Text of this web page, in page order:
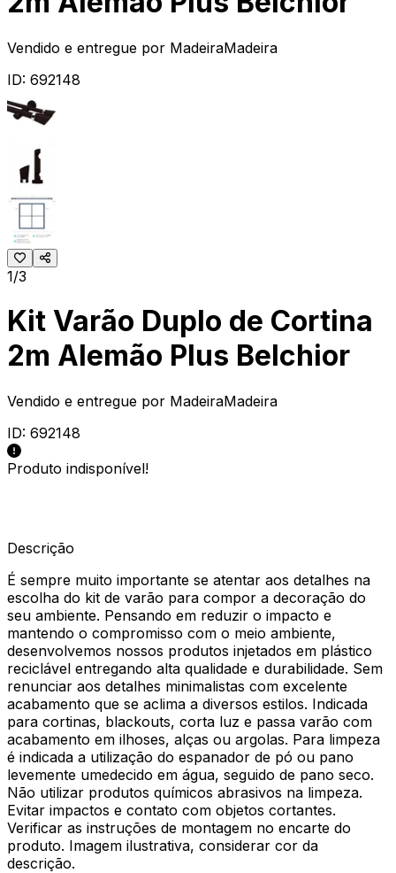
Vendido e entregue por MadeiraMadeira
ID: 692148
1/3
Kit Varão Duplo de Cortina
2m Alemão Plus Belchior
Vendido e entregue por MadeiraMadeira
ID: 692148
Produto indisponível!
Descrição
É sempre muito importante se atentar aos detalhes na
escolha do kit de varão para compor a decoração do
seu ambiente. Pensando em reduzir o impacto e
mantendo o compromisso com o meio ambiente,
desenvolvemos nossos produtos injetados em plástico
reciclável entregando alta qualidade e durabilidade. Sem
renunciar aos detalhes minimalistas com excelente
acabamento que se aclima a diversos estilos. Indicada
para cortinas, blackouts, corta luz e passa varão com
acabamento em ilhoses, alças ou argolas. Para limpeza
é indicada a utilização do espanador de pó ou pano
levemente umedecido em água, seguido de pano seco.
Não utilizar produtos químicos abrasivos na limpeza.
Evitar impactos e contato com objetos cortantes.
Verificar as instruções de montagem no encarte do
produto. Imagem ilustrativa, considerar cor da
descrição.